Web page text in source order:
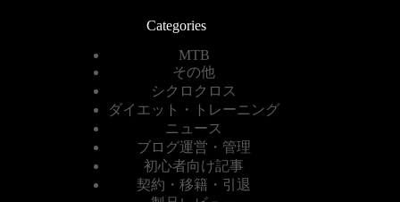
Categories
MTB
その他
シクロクロス
ダイエット・トレーニング
ニュース
ブログ運営・管理
初心者向け記事
契約・移籍・引退